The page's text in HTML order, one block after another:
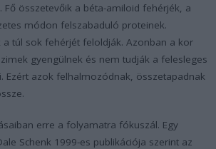
Fő összetevőik a béta-amiloid fehérjék, a
módon felszabaduló proteinek.
a túl sok fehérjét feloldják. Azonban a kor
gyengülnek és nem tudják a felesleges
Ezért azok felhalmozódnak, összetapadnak
erre a folyamatra fókuszál. Egy
Schenk 1999-es publikációja szerint az